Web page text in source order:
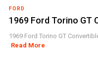
FORD
1969 Ford Torino GT
1969 Ford Torino GT
Read More